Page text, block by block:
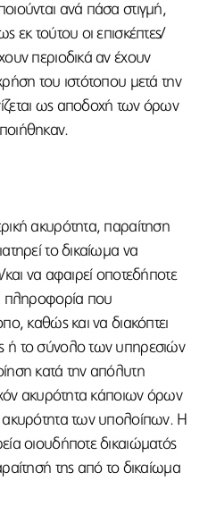
ανά πάσα στιγμή,
εκ τούτου οι επισκέπτες/
περιοδικά αν έχουν
του ιστότοπου μετά την
ως αποδοχή των όρων
ακυρότητα, παραίτηση
το δικαίωμα να
να αφαιρεί οποτεδήποτε
πληροφορία που
καθώς και να διακόπτει
ή το σύνολο των υπηρεσιών
κατά την απόλυτη
ακυρότητα κάποιων όρων
ακυρότητα των υπολοίπων. Η
οιουδήποτε δικαιώματός
της από το δικαίωμα